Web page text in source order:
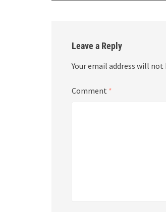
Leave a Reply
Your email address will not
Comment *